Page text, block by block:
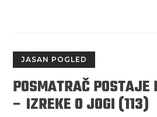
JASAN POGLED
POSMATRAČ POSTAJE
– IZREKE O JOGI (113)